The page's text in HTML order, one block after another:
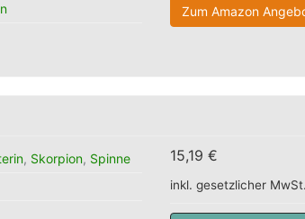
Zum Amazon
15,19 €
inkl. gesetzlicher MwSt.
, Skorpion, Spinne